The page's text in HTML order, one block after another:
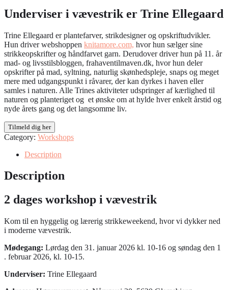
Underviser i vævestrik er Trine Ellegaard
Trine Ellegaard er plantefarver, strikdesigner og opskriftudvikler.
Hun driver webshoppen knitamore.com, hvor hun sælger sine
strikkeopskrifter og håndfarvet garn. Derudover driver hun på 11. år
mad- og livsstilsbloggen, frahaventilmaven.dk, hvor hun deler
opskrifter på mad, syltning, naturlig skønhedspleje, snaps og meget
mere med udgangspunkt i råvarer, der kan dyrkes i haven eller
samles i naturen. Alle Trines aktiviteter udspringer af kærlighed til
naturen og planteriget og et ønske om at hylde hver enkelt årstid og
nyde årets gang og det langsomme liv.
Tilmeld dig her
Category: Workshops
Description
Description
2 dages workshop i vævestrik
Kom til en hyggelig og lærerig strikkeweekend, hvor vi dykker ned
i moderne vævestrik.
Mødegang: Lørdag den 31. januar 2026 kl. 10-16 og søndag den 1
. februar 2026, kl. 10-15.
Underviser: Trine Ellegaard